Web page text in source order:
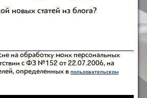
новых статей из блога?
на обработку моих персональных
с ФЗ №152 от 22.07.2006, на
определенных впользовательском